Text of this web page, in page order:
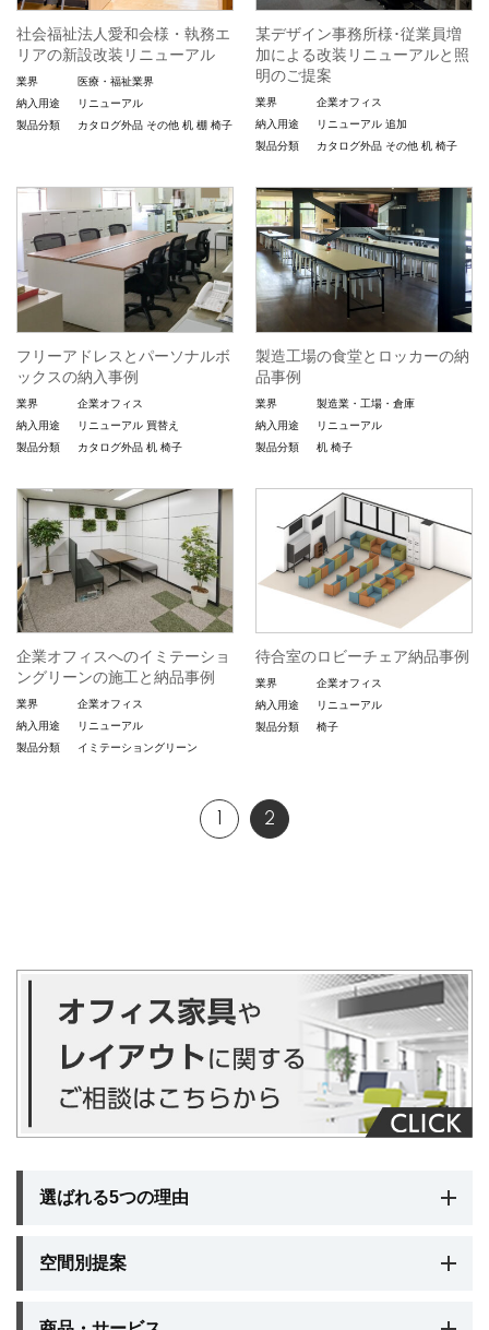
社会福祉法人愛和会様・執務エ
リアの新設改装リニューアル
業界
医療・福祉業界
納入用途
リニューアル
製品分類
カタログ外品 その他 机 棚 椅子
某デザイン事務所様･従業員増
加による改装リニューアルと照
明のご提案
業界
企業オフィス
納入用途
リニューアル 追加
製品分類
カタログ外品 その他 机 椅子
フリーアドレスとパーソナルボ
ックスの納入事例
業界
企業オフィス
納入用途
リニューアル 買替え
製品分類
カタログ外品 机 椅子
製造工場の食堂とロッカーの納
品事例
業界
製造業・工場・倉庫
納入用途
リニューアル
製品分類
机 椅子
企業オフィスへのイミテーショ
ングリーンの施工と納品事例
業界
企業オフィス
納入用途
リニューアル
製品分類
イミテーショングリーン
待合室のロビーチェア納品事例
業界
企業オフィス
納入用途
リニューアル
製品分類
椅子
1 2
選ばれる5つの理由
空間別提案